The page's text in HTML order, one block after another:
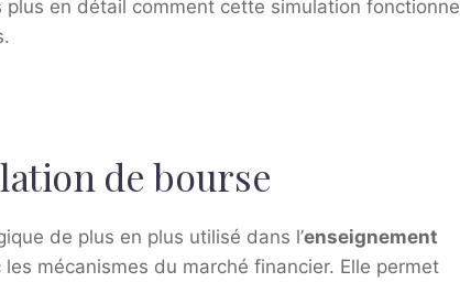
en détail comment cette simulation fonctionne
de bourse
de plus en plus utilisé dans l’enseignement
mécanismes du marché financier. Elle permet